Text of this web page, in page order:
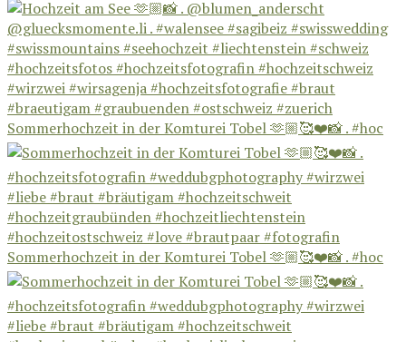
Sommerhochzeit in der Komturei Tobel 🫶🏼🥰❤️📸 . #hoc
Sommerhochzeit in der Komturei Tobel 🫶🏼🥰❤️📸 . #hoc